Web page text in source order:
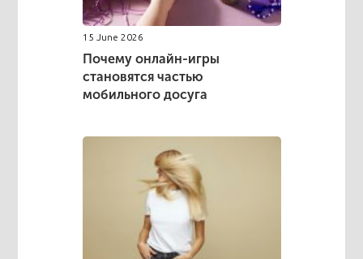
15 June 2026
Почему онлайн-игры
становятся частью
мобильного досуга